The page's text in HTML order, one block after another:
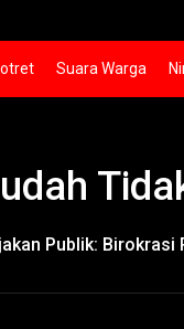
Suara Warga
Publik: Birokrasi